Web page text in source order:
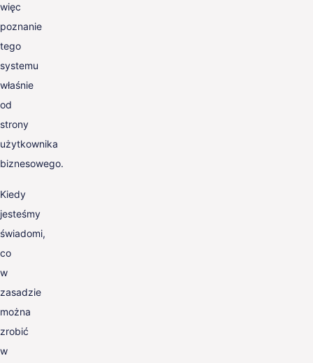
więc
poznanie
tego
systemu
właśnie
od
strony
użytkownika
biznesowego.
Kiedy
jesteśmy
świadomi,
co
w
zasadzie
można
zrobić
w